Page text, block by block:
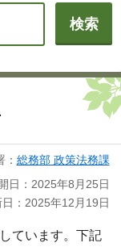
総務部 政策法務課
日：2025年8月25日
：2025年12月19日
ています。下記